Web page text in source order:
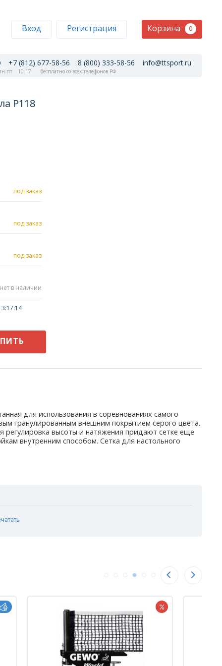
Вход Регистрация Корзина 0
+7 (812) 677-58-56 8 (800) 333-58-56 info@ttsport.ru
пт 10-17 бесплатно со всех телефонов РФ
P118
под заказ
под заказ
под заказ
нет в наличии
для использования в соревнованиях самого
гранулированным внешним покрытием серого цвета.
регулировка высоты и натяжения придают сетке еще
внутренним способом. Сетка для настольного